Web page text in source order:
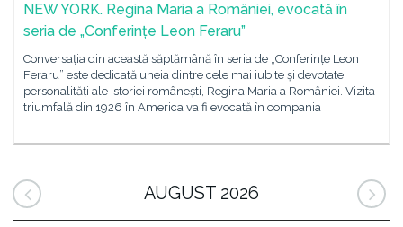
NEW YORK. Regina Maria a României, evocată în
seria de „Conferințe Leon Feraru”
Conversația din această săptămână în seria de „Conferințe Leon
Feraru” este dedicată uneia dintre cele mai iubite și devotate
personalități ale istoriei românești, Regina Maria a României. Vizita
triumfală din 1926 în America va fi evocată în compania
AUGUST 2026